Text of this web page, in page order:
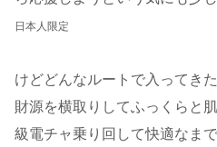
日本人限定
けどどんなルートで入ってき
財源を横取りしてふっくらと
級電チャ乗り回して快適なま